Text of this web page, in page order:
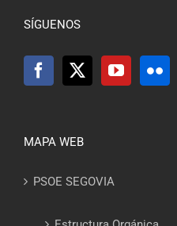
SÍGUENOS
MAPA WEB
PSOE SEGOVIA